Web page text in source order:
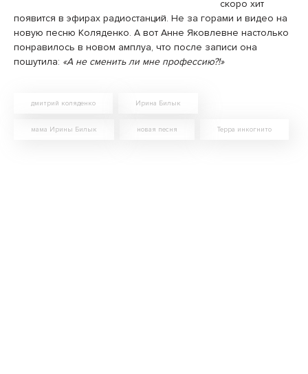
скоро хит
появится в эфирах радиостанций. Не за горами и видео на
новую песню Коляденко. А вот Анне Яковлевне настолько
понравилось в новом амплуа, что после записи она
пошутила: «А не сменить ли мне профессию?!»
дмитрий коляденко Ирина Билык
мама Ирины Билык новая песня Терра инкогнито